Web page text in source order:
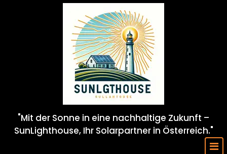
"Mit der Sonne in eine nachhaltige Zukunft –
SunLighthouse, Ihr Solarpartner in Österreich."